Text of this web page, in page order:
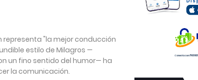
representa "la mejor conducción
estilo de Milagros —
un fino sentido del humor— ha
la comunicación.